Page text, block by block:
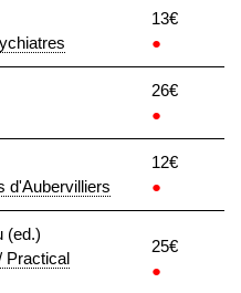
13€
●
26€
●
d'Aubervilliers
12€
●
(ed.)
Practical
25€
●